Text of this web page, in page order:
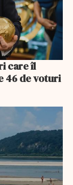
care îl
46 de voturi